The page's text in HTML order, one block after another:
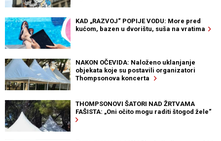
KAD „RAZVOJ“ POPIJE VODU: More pred
kućom, bazen u dvorištu, suša na vratima
NAKON OČEVIDA: Naloženo uklanjanje
objekata koje su postavili organizatori
Thompsonova koncerta
THOMPSONOVI ŠATORI NAD ŽRTVAMA
FAŠISTA: „Oni očito mogu raditi štogod žele“